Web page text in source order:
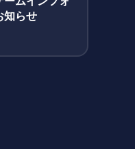
知らせ